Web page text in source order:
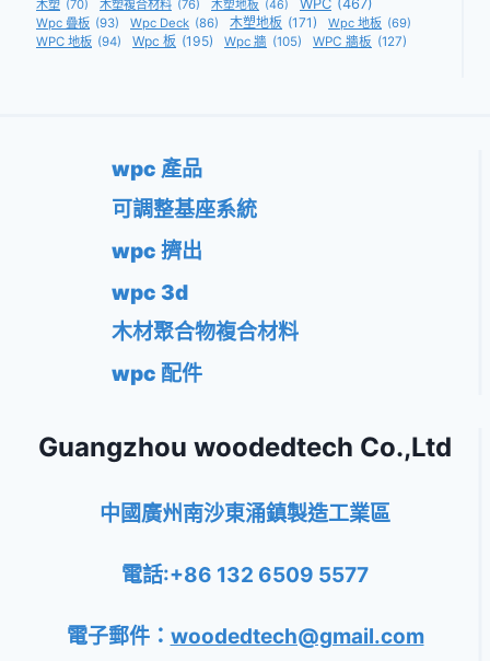
木塑 (70) 木塑複合材料 (76) 木塑地板 (46) WPC (467)
Wpc 疊板 (93) Wpc Deck (86) 木塑地板 (171) Wpc 地板 (69)
WPC 地板 (94) Wpc 板 (195) Wpc 牆 (105) WPC 牆板 (127)
wpc 產品
可調整基座系統
wpc 擠出
wpc 3d
木材聚合物複合材料
wpc 配件
Guangzhou woodedtech Co.,Ltd
中國廣州南沙東涌鎮製造工業區
電話:+86 132 6509 5577
電子郵件： woodedtech@gmail.com